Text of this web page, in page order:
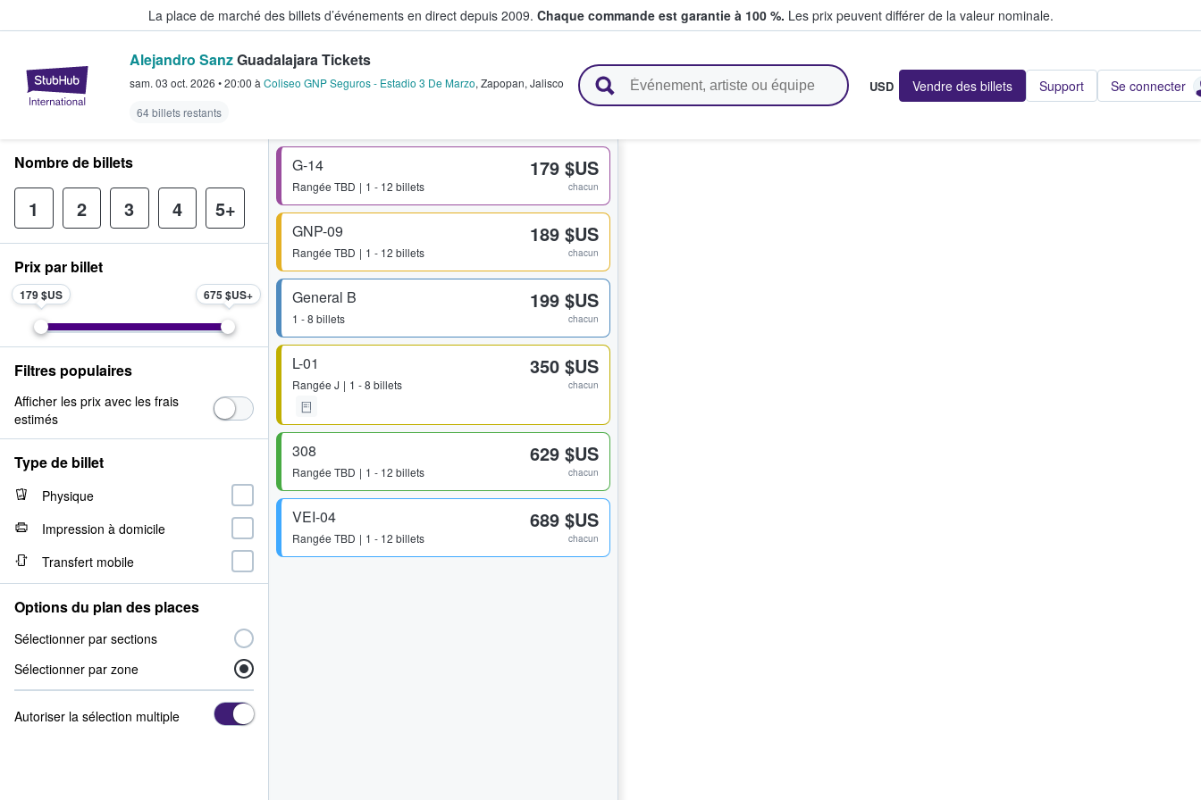
La place de marché des billets d’événements en direct depuis 2009. Chaque commande est garantie à 100 %. Les prix peuvent différer de la valeur nominale.
StubHub - Où les fans achètent et vendent des billets
Alejandro SanzGuadalajara Tickets
sam. 03 oct. 2026 •20:00 à Coliseo GNP Seguros - Estadio 3 De Marzo, Zapopan, Jalisco
64 billets restants
USD Vendre des billets Support Se connecter
G-14
Rangée TBD 1 - 12 billets
179 $US
chacun
GNP-09
Rangée TBD 1 - 12 billets
189 $US
chacun
General B
1 - 8 billets
199 $US
chacun
L-01
Rangée J 1 - 8 billets
350 $US
chacun
308
Rangée TBD 1 - 12 billets
629 $US
chacun
VEI-04
Rangée TBD 1 - 12 billets
689 $US
chacun
Nombre de billets
1 2 3 4 5+
Prix par billet
179 $US 675 $US
Filtres populaires
Afficher les prix avec les frais
estimés
Type de billet
Physique
Impression à domicile
Transfert mobile
Options du plan des places
Sélectionner par sections
Sélectionner par zone
Autoriser la sélection multiple